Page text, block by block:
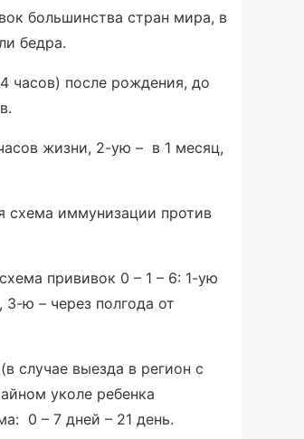
большинства стран мира, в
бедра.
часов) после рождения, до
жизни, 2-ую – в 1 месяц,
схема иммунизации против
прививок 0 – 1 – 6: 1-ую
ю – через полгода от
случае выезда в регион с
уколе ребенка
0 – 7 дней – 21 день.